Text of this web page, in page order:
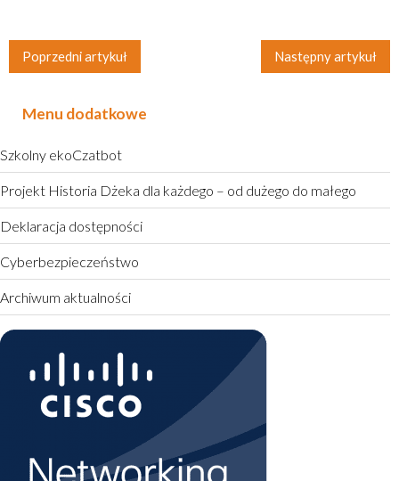
Menu dodatkowe
Szkolny ekoCzatbot
Projekt Historia Dżeka dla każdego – od dużego do małego
Deklaracja dostępności
Cyberbezpieczeństwo
Archiwum aktualności
Poprzedni artykuł Następny artykuł